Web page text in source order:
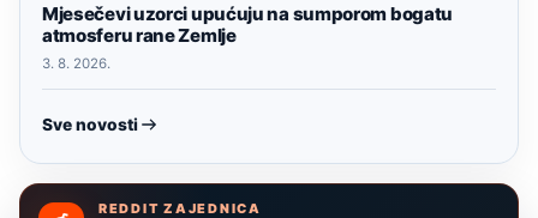
Mjesečevi uzorci upućuju na sumporom bogatu
atmosferu rane Zemlje
3. 8. 2026.
Sve novosti
REDDIT ZAJEDNICA